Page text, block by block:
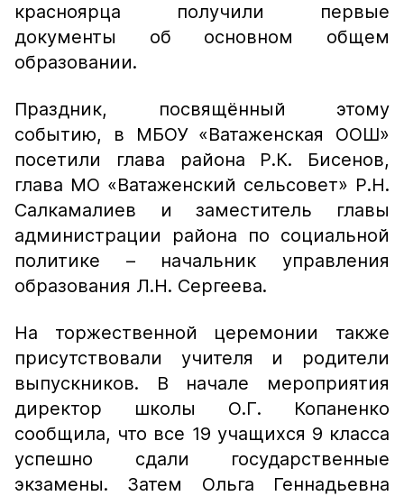
красноярца получили первые
документы об основном общем
образовании.
Праздник, посвящённый этому
событию, в МБОУ «Ватаженская ООШ»
посетили глава района Р.К. Бисенов,
глава МО «Ватаженский сельсовет» Р.Н.
Салкамалиев и заместитель главы
администрации района по социальной
политике – начальник управления
образования Л.Н. Сергеева.
На торжественной церемонии также
присутствовали учителя и родители
выпускников. В начале мероприятия
директор школы О.Г. Копаненко
сообщила, что все 19 учащихся 9 класса
успешно сдали государственные
экзамены. Затем Ольга Геннадьевна